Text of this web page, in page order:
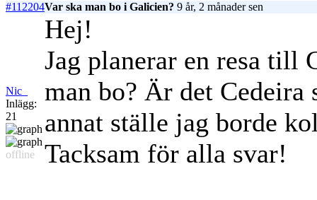
#112204Var ska man bo i Galicien? 9 år, 2 månader sen
Nic_
Inlägg:
21
offline
Hej!
Jag planerar en resa till
man bo? Är det
annat ställe jag borde
Tacksam för alla svar!